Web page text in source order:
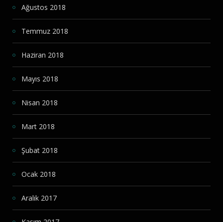
Ağustos 2018
Temmuz 2018
Haziran 2018
Mayıs 2018
Nisan 2018
Mart 2018
Şubat 2018
Ocak 2018
Aralık 2017